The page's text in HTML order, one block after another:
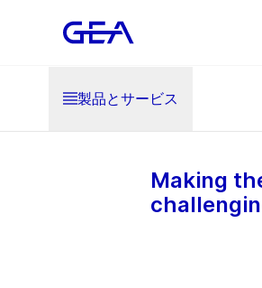
製品とサービス
Making